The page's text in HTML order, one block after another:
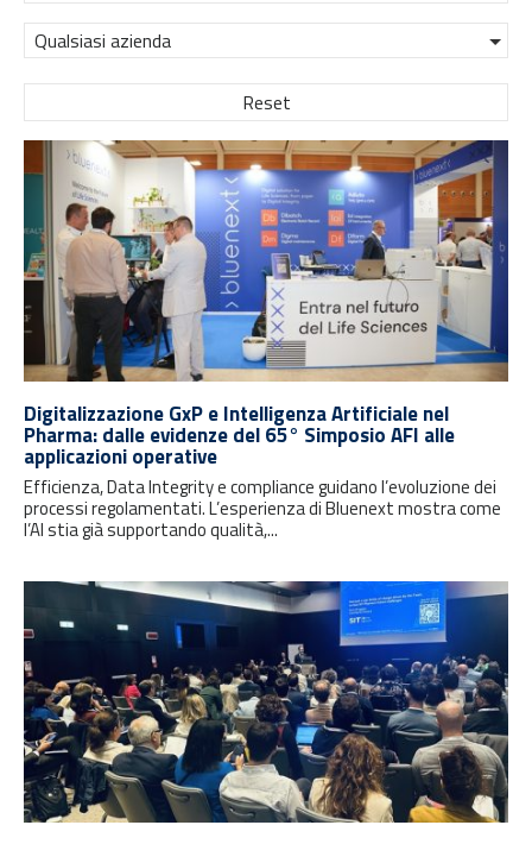
Qualsiasi azienda
Reset
Digitalizzazione GxP e Intelligenza Artificiale nel
Pharma: dalle evidenze del 65° Simposio AFI alle
applicazioni operative
Efficienza, Data Integrity e compliance guidano l’evoluzione dei
processi regolamentati. L’esperienza di Bluenext mostra come
l’AI stia già supportando qualità,...